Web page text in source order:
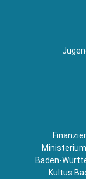
Baden-
Kultus